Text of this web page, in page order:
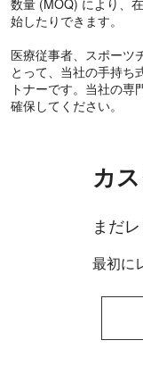
数量 (MOQ) により、
始したりできます。
医療従事者、スポーツ
とって、当社の手持ち
トナーです。当社の
確保してください。
カ
まだ
最初に